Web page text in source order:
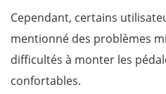
Cependant, certains
mentionné des problèmes
difficultés à monter les
confortables.